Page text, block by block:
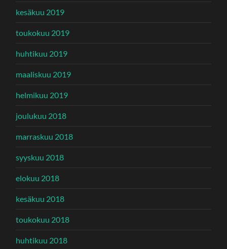
kesäkuu 2019
toukokuu 2019
huhtikuu 2019
maaliskuu 2019
helmikuu 2019
joulukuu 2018
marraskuu 2018
syyskuu 2018
elokuu 2018
kesäkuu 2018
toukokuu 2018
huhtikuu 2018